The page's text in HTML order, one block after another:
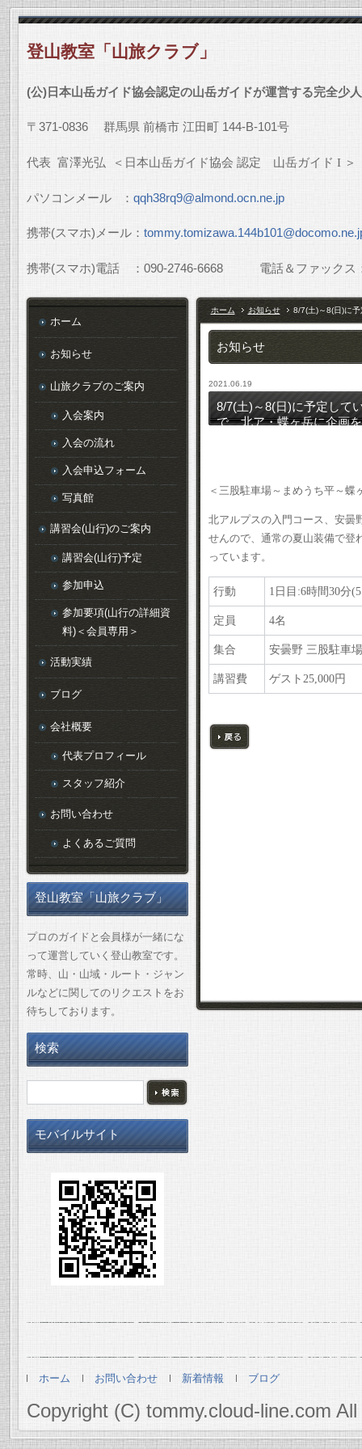
登山教室「山旅クラブ」
(公)日本山岳ガイド協会認定の山岳ガイドが運営する完全少
〒 371-0836 群馬県 前橋市 江田町 144-B-101号
代表 富澤光弘 ＜日本山岳ガイド協会 認定 山岳ガイド I ＞
パソコンメール ： qqh38rq9@almond.ocn.ne.jp
携帯(スマホ)メール：
携帯(スマホ)電話 ： 090-2746-6668電話＆ファックス
ホーム お知らせ 8/7(土)～8(日)に
お知らせ
2021.06.19
8/7(土)～8(日)に予定して
で、北ア・蝶ヶ岳に企画
＜三股駐車場～まめうち平～蝶
北アルプスの入門コース、安
せんので、通常の夏山装備で登
っています。
行動 1 日目 :6時間30分
定員 4名
集合 安曇野 三股駐
講習費 ゲスト 25,000
ホーム
お知らせ
山旅クラブのご案内
入会案内
入会の流れ
入会申込フォーム
写真館
講習会(山行)のご案内
講習会(山行)予定
参加申込
参加要項(山行の詳細資
料)＜会員専用＞
活動実績
ブログ
会社概要
代表プロフィール
スタッフ紹介
お問い合わせ
よくあるご質問
登山教室「山旅クラブ」
プロのガイドと会員様が一緒にな
って運営していく登山教室です。
常時、山・山域・ルート・ジャン
ルなどに関してのリクエストをお
待ちしております。
検索
モバイルサイト
ホーム お問い合わせ 新着情報 ブログ
Copyright (C) tommy.cloud-line.com